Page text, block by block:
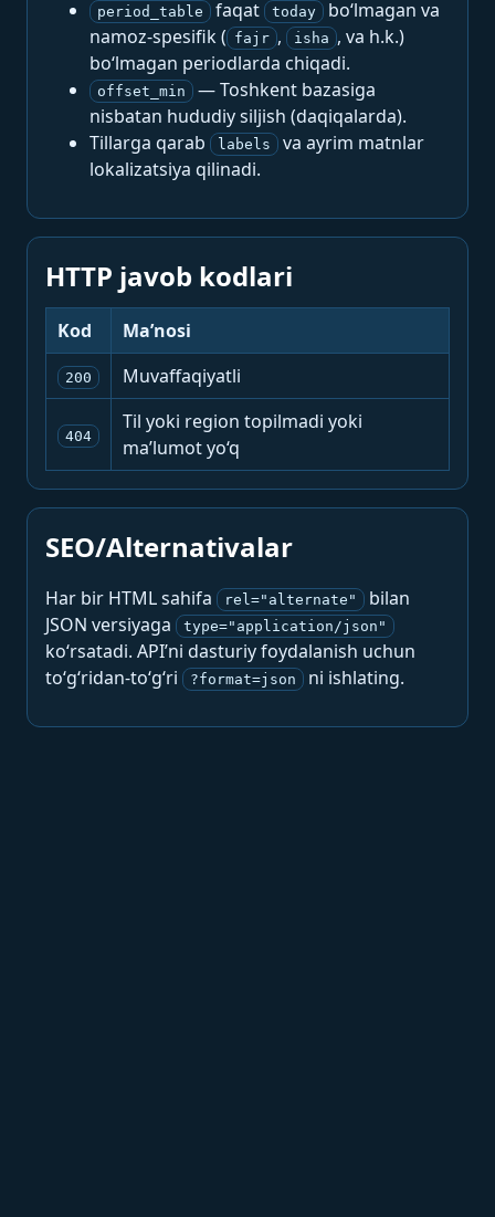
period_table faqat today
bo‘lmagan va
namoz-spesifik ( fajr , isha , va h.k.)
bo‘lmagan periodlarda chiqadi.
offset_min
— Toshkent bazasiga
nisbatan hududiy siljish (daqiqalarda).
Tillarga qarab
labels
va ayrim matnlar
lokalizatsiya qilinadi.
HTTP javob kodlari
Kod Ma’nosi
200 Muvaffaqiyatli
404
Til yoki region topilmadi yoki
ma’lumot yo‘q
SEO/Alternativalar
Har bir HTML sahifa rel="alternate"
bilan
JSON versiyaga
type="application/json"
ko‘rsatadi. API’ni dasturiy foydalanish uchun
to‘g‘ridan-to‘g‘ri
?format=json ni ishlating.